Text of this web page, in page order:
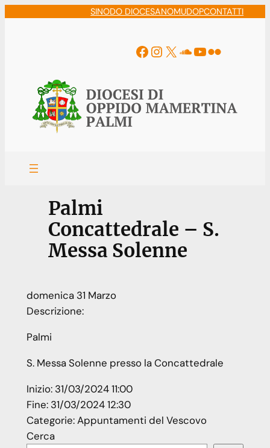
SINODO DIOCESANOMUDOPCONTATTI
Facebook
Instagram
X Soundcloud
YouTube
Flickr
Palmi
Concattedrale – S.
Messa Solenne
domenica 31 Marzo
Descrizione:
Palmi
S. Messa Solenne presso la Concattedrale
Inizio: 31/03/2024 11:00
Fine: 31/03/2024 12:30
Categorie:Appuntamenti del Vescovo
Cerca